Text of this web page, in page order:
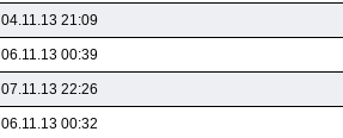
04.11.13 21:09
06.11.13 00:39
07.11.13 22:26
06.11.13 00:32